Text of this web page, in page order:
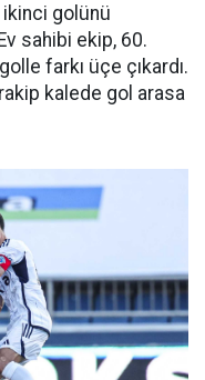
ikinci golünü
sahibi ekip, 60.
farkı üçe çıkardı.
kalede gol arasa